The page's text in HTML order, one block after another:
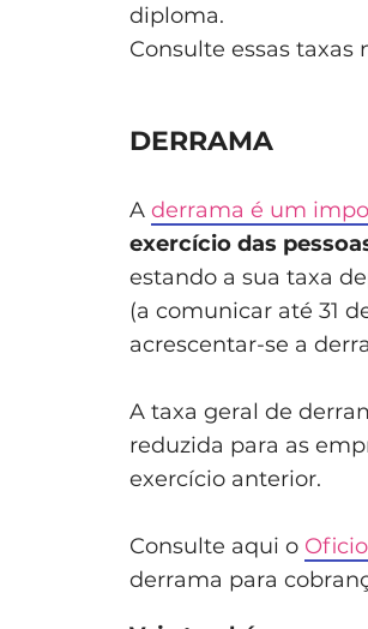
diploma.
Consulte essas taxas
DERRAMA
A derrama é um
exercício das
estando a sua taxa
(a comunicar até 31
acrescentar-se a
A taxa geral de
reduzida para as
exercício anterior.
Consulte aqui o
derrama para